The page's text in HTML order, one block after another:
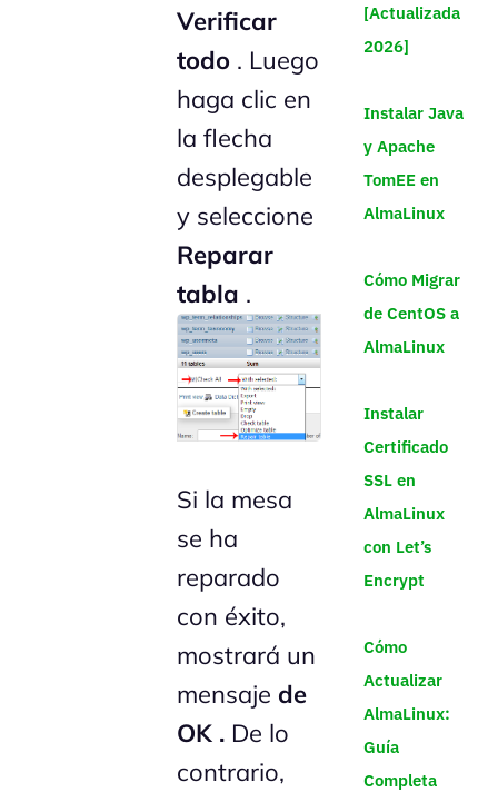
Verificar
todo . Luego
haga clic en
la flecha
desplegable
y seleccione
Reparar
tabla .
Si la mesa
se ha
reparado
con éxito,
mostrará un
mensaje de
OK . De lo
contrario,
[Actualizada
2026]
Instalar Java
y Apache
TomEE en
AlmaLinux
Cómo Migrar
de CentOS a
AlmaLinux
Instalar
Certificado
SSL en
AlmaLinux
con Let’s
Encrypt
Cómo
Actualizar
AlmaLinux:
Guía
Completa